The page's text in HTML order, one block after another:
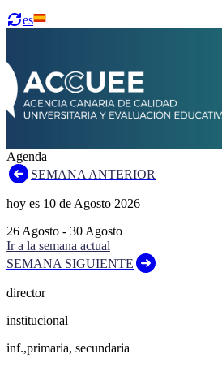
es
Agenda
SEMANA ANTERIOR
hoy es 10 de Agosto 2026
26 Agosto - 30 Agosto
Ir a la semana actual
SEMANA SIGUIENTE
director
institucional
inf.,primaria, secundaria